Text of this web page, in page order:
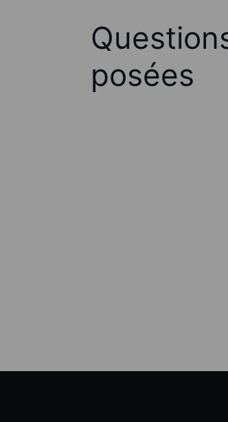
posées